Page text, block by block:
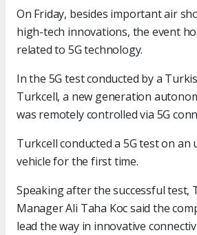
On Friday, besides important air
high-tech innovations, the event
related to 5G technology.
In the 5G test conducted by a
Turkcell, a new generation
was remotely controlled via 5G
Turkcell conducted a 5G test on an
vehicle for the first time.
Speaking after the successful test,
Manager Ali Taha Koc said the
lead the way in innovative